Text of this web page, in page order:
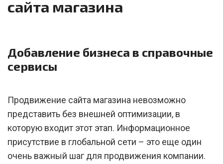
сайта магазина
Добавление бизнеса в справочные
сервисы
Продвижение сайта магазина невозможно
представить без внешней оптимизации, в
которую входит этот этап. Информационное
присутствие в глобальной сети – это еще один
очень важный шаг для продвижения компании.